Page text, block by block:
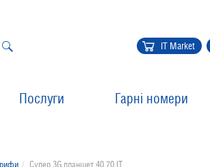
IT Market
Послуги Гарні номери
Супер 3G планшет 40,70 IT